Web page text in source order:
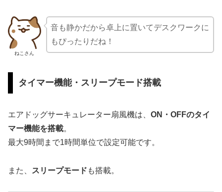
ねこさん
音も静かだから卓上に置いてデスクワークに
もぴったりだね！
タイマー機能・スリープモード搭載
エアドッグサーキュレーター扇風機は、 ON・OFFのタイ
マー機能を搭載。
最大9時間まで1時間単位で設定可能です。
また、 スリープモード も搭載。